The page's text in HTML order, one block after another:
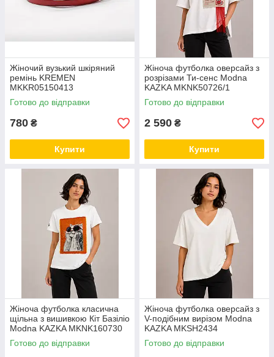
Жіночий вузький шкіряний
ремінь KREMEN
MKKR05150413
Готово до відправки
780 ₴
Купити
Жіноча футболка оверсайз з
розрізами Ти-сенс Modna
KAZKA MKNK50726/1
Готово до відправки
2 590 ₴
Купити
Жіноча футболка класична
щільна з вишивкою Кіт Базіліо
Modna KAZKA MKNK160730
Готово до відправки
Жіноча футболка оверсайз з
V-подібним вирізом Modna
KAZKA MKSH2434
Готово до відправки